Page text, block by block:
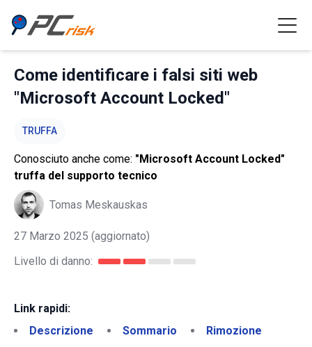
Come identificare i falsi siti web
"Microsoft Account Locked"
TRUFFA
Conosciuto anche come: "Microsoft Account Locked"
truffa del supporto tecnico
Tomas Meskauskas
27 Marzo 2025 (aggiornato)
Livello di danno:
Link rapidi:
Descrizione
Sommario
Rimozione